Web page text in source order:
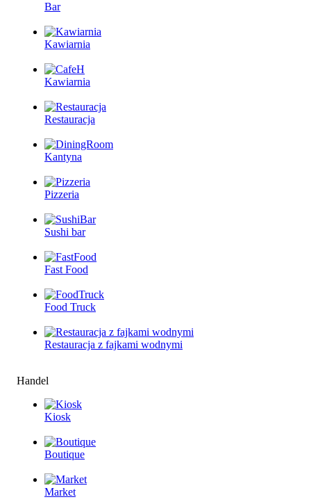
Bar
Kawiarnia
Kawiarnia
Restauracja
Kantyna
Pizzeria
Sushi bar
Fast Food
Food Truck
Restauracjа z fajkami wodnymi
Handel
Kiosk
Boutique
Market